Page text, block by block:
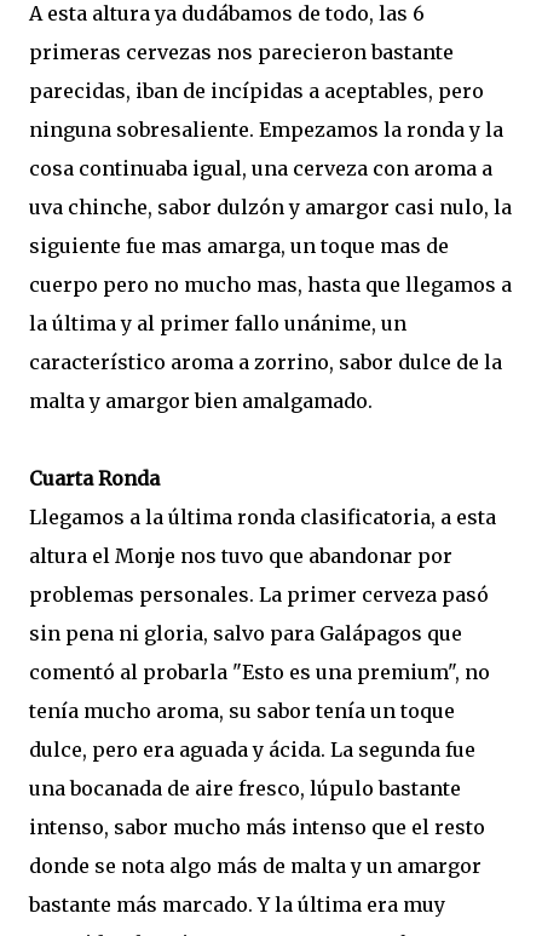
A esta altura ya dudábamos de todo, las 6
primeras cervezas nos parecieron bastante
parecidas, iban de incípidas a aceptables, pero
ninguna sobresaliente. Empezamos la ronda y la
cosa continuaba igual, una cerveza con aroma a
uva chinche, sabor dulzón y amargor casi nulo, la
siguiente fue mas amarga, un toque mas de
cuerpo pero no mucho mas, hasta que llegamos a
la última y al primer fallo unánime, un
característico aroma a zorrino, sabor dulce de la
malta y amargor bien amalgamado.
Cuarta Ronda
Llegamos a la última ronda clasificatoria, a esta
altura el Monje nos tuvo que abandonar por
problemas personales. La primer cerveza pasó
sin pena ni gloria, salvo para Galápagos que
comentó al probarla "Esto es una premium", no
tenía mucho aroma, su sabor tenía un toque
dulce, pero era aguada y ácida. La segunda fue
una bocanada de aire fresco, lúpulo bastante
intenso, sabor mucho más intenso que el resto
donde se nota algo más de malta y un amargor
bastante más marcado. Y la última era muy